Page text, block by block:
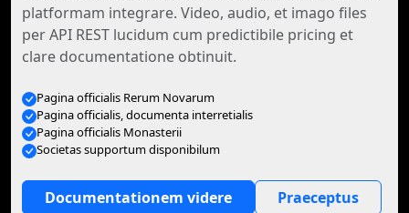
platformam integrare. Video, audio, et imago files
per API REST lucidum cum predictibile pricing et
clare documentatione obtinuit.
Pagina officialis Rerum Novarum
Pagina officialis, documenta interretialis
Pagina officialis Monasterii
Societas supportum disponibilum
Documentationem videre Praeceptus